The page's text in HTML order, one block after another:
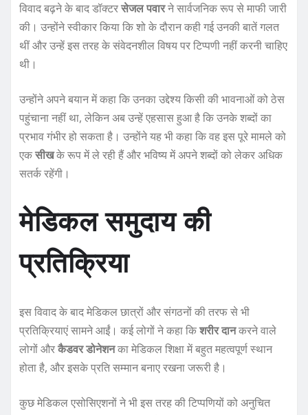
विवाद बढ़ने के बाद डॉक्टरसेजल पवारने सार्वजनिक रूप से माफी जारी
की। उन्होंने स्वीकार किया कि शो के दौरान कही गई उनकी बातें गलत
थीं और उन्हें इस तरह के संवेदनशील विषय पर टिप्पणी नहीं करनी चाहिए
थी।
उन्होंने अपने बयान में कहा कि उनका उद्देश्य किसी की भावनाओं को ठेस
पहुंचाना नहीं था, लेकिन अब उन्हें एहसास हुआ है कि उनके शब्दों का
प्रभाव गंभीर हो सकता है। उन्होंने यह भी कहा कि वह इस पूरे मामले को
एकसीखके रूप में ले रही हैं और भविष्य में अपने शब्दों को लेकर अधिक
सतर्क रहेंगी।
मेडिकल समुदाय की
प्रतिक्रिया
इस विवाद के बाद मेडिकल छात्रों और संगठनों की तरफ से भी
प्रतिक्रियाएं सामने आईं। कई लोगों ने कहा किशरीर दानकरने वाले
लोगों औरकैडवर डोनेशनका मेडिकल शिक्षा में बहुत महत्वपूर्ण स्थान
होता है, और इसके प्रति सम्मान बनाए रखना जरूरी है।
कुछ मेडिकल एसोसिएशनों ने भी इस तरह की टिप्पणियों को अनुचित